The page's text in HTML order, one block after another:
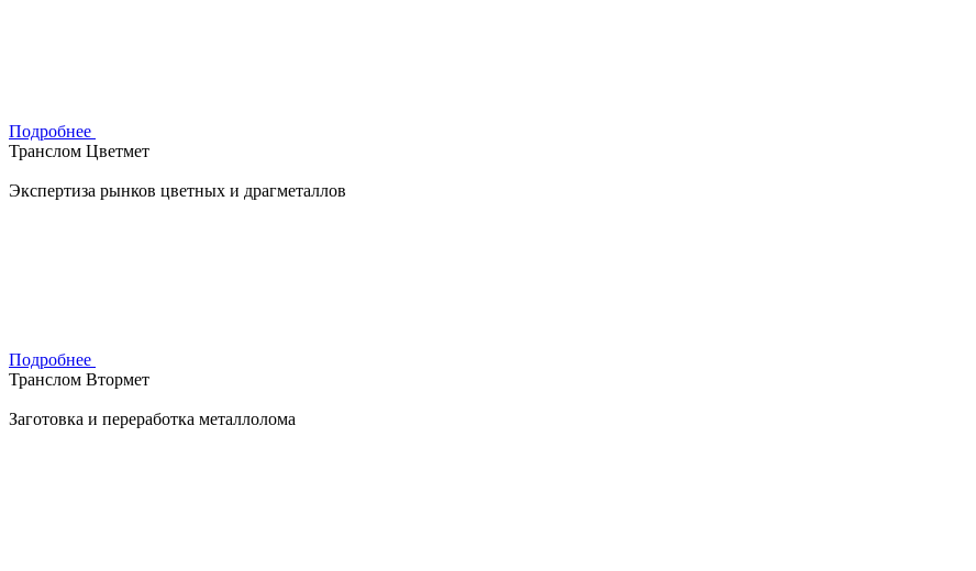
Подробнее
Транслом Цветмет
Экспертиза рынков цветных и драгметаллов
Подробнее
Транслом Втормет
Заготовка и переработка металлолома